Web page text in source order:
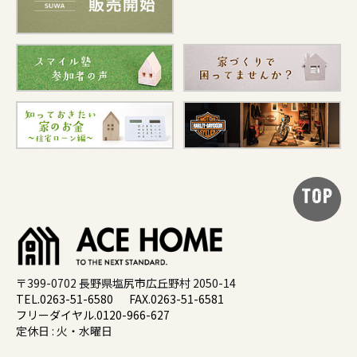
〒399-0702 長野県塩尻市広丘野村 2050-14
TEL.0263-51-6580
FAX.0263-51-6581
フリーダイヤル.0120-966-627
定休日 : 火・水曜日
TOP